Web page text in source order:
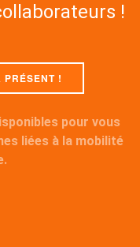
!
PRÉSENT !
pour vous
liées à la mobilité